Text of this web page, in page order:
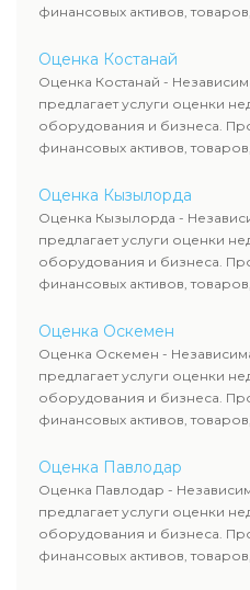
финансовых активов,
оценка животных и
определяют рыночную
рассчитывают ущерб. Все
требованиям
сделок, кредитования и
Оценка Костанай
Оценка Костанай -
предлагает услуги оценки
оборудования и бизнеса.
финансовых активов,
оценка животных и
определяют рыночную
рассчитывают ущерб. Все
требованиям
сделок, кредитования и
Оценка Кызылорда
Оценка Кызылорда -
предлагает услуги оценки
оборудования и бизнеса.
финансовых активов,
оценка животных и
определяют рыночную
рассчитывают ущерб. Все
требованиям
сделок, кредитования и
Оценка Оскемен
Оценка Оскемен -
предлагает услуги оценки
оборудования и бизнеса.
финансовых активов,
оценка животных и
определяют рыночную
рассчитывают ущерб. Все
требованиям
сделок, кредитования и
Оценка Павлодар
Оценка Павлодар -
предлагает услуги оценки
оборудования и бизнеса.
финансовых активов,
оценка животных и